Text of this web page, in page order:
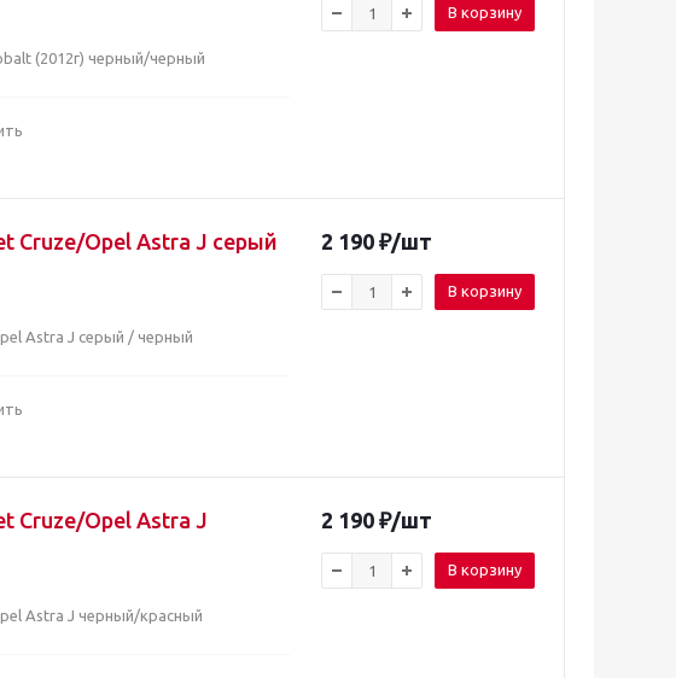
(2012г) черный/черный
В корзину
Cruze/Opel Astra J серый
Astra J серый / черный
2 190 ₽/шт
В корзину
Cruze/Opel Astra J
Astra J черный/красный
2 190 ₽/шт
В корзину